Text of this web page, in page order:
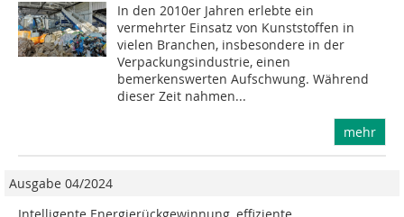
In den 2010er Jahren erlebte ein
vermehrter Einsatz von Kunststoffen in
vielen Branchen, insbesondere in der
Verpackungsindustrie, einen
bemerkenswerten Aufschwung. Während
dieser Zeit nahmen...
mehr
Ausgabe 04/2024
Intelligente Energierückgewinnung, effiziente